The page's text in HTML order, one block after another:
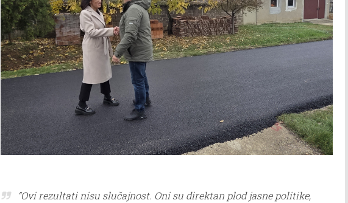
“Ovi rezultati nisu slučajnost. Oni su direktan plod jasne politike,